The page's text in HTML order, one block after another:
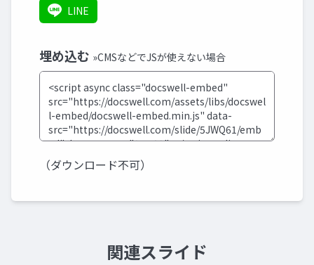
LINE
埋め込む »CMSなどでJSが使えない場合
（ダウンロード不可）
関連スライド